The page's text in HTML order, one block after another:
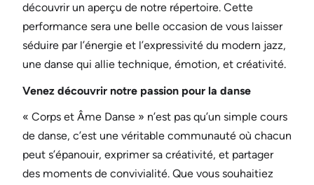
découvrir un aperçu de notre répertoire. Cette
performance sera une belle occasion de vous laisser
séduire par l’énergie et l’expressivité du modern jazz,
une danse qui allie technique, émotion, et créativité.
Venez découvrir notre passion pour la danse
« Corps et Âme Danse » n’est pas qu’un simple cours
de danse, c’est une véritable communauté où chacun
peut s’épanouir, exprimer sa créativité, et partager
des moments de convivialité. Que vous souhaitiez